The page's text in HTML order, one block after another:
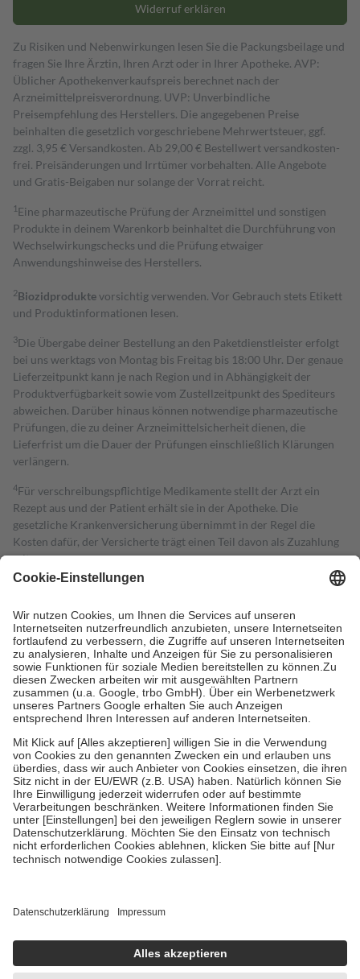
Widerruf erklären
Zu Risiken und Nebenwirkungen lesen Sie die Packungsbeilage und
fragen Sie Ihre Ärztin, Ihren Arzt oder in Ihrer Apotheke. AVP:
Üblicher Apothekenverkaufspreis berechnet nach der
Arzneimittelpreisverordnung. UVP: Unverbindliche
Preisempfehlung des Herstellers. Die angegebenen Preise
beinhalten die gesetzlich vorgeschriebene Mehrwertsteuer, ggf.
zzgl. 3,95 € Versandkosten. Ab 29,00 € Bestell­wert versand­kosten­
frei. Preisänderungen und Irrtümer vorbehalten. Alle Angebote
und Gratis-Beigaben nur solange der Vorrat reicht.
1 Eine pharmazeutische Prüfung der Arzneimittel und sonstigen
Produkte in deinem Warenkorb beinhaltet die Durchführung von
Wechselwirkungschecks und die Prüfung etwaiger
Anwendungshinweise des Herstellers.
2Biozidproduktevorsichtig verwenden. Vor Gebrauch stets Etikett
und Produktinformationen lesen.
3Die Übergabe deiner Bestellung an den Paketdienstleister erfolgt
bei uns werktags von Montag bis Freitag bis 18:00 Uhr. Der genaue
Lieferzeitpunkt kann je nach Region und in Abhängigkeit der
Produktverfügbarkeit sowie vom Zustellzeitpunkt des Spediteurs
abweichen. Darüber hinaus können notwendige pharmazeutische
Prüfungen, die zu deiner Arzneimittelsicherheit dienen, die
Lieferfrist um die Dauer der Prüfungen einschließlich Klärungen
verlängern.
4Für verschreibungspflichtige Medikamente stellt der Arzt ein
Rezept aus und der Patient erhält sie in der Apotheke. Die
gesetzliche Krankenversicherung übernimmt in der Regel die
Kosten dafür, der Versicherte trägt einen Teil davon als Zuzahlung
mit.
Grundsätzlich leisten Mitglieder Zuzahlungen in Höhe von zehn
höchstens zehn Euro.
Es sind jedoch nie mehr als die tatsächlichen
Kosten der Leistung zu entrichten.
Diese Regeln gelten grundsätzlich auch für Online-Apotheken.
Bei Heilmitteln und häuslicher Krankenpflege beträgt die
Zuzahlung zehn Prozent der Kosten sowie zehn Euro je
Verordnung.
Um das Engagement der Versicherten für ihre eigene Gesundheit zu
stärken und die besondere Stellung der Familie zu unterstützen,
fallenkeine Zuzahlungenan bei:
• Kindern und Jugendlichen bis zum vollendeten 18. Lebensjahr
mit Ausnahme der Fahrkosten
• Untersuchungen zur Vorsorge und Früherkennung, die von der
GKV getragen werden
• empfohlenen Schutzimpfungen
• Harn- und Blutteststreifen
getroffen, um sicherzustellen, dass es sich um echte Bewertungen
https://help.etrusted.com/hc/de/articles/4419944605341
Einige Bilder und Inhalte wurden unter Zuhilfenahme künstlicher